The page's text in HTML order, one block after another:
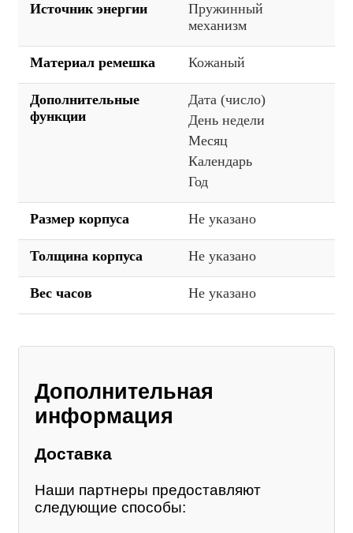
Источник энергии
Пружинный
механизм
Материал ремешка Кожаный
Дополнительные
функции
Дата (число)
День недели
Месяц
Календарь
Год
Размер корпуса Не указано
Толщина корпуса Не указано
Вес часов Не указано
Дополнительная
информация
Доставка
Наши партнеры предоставляют
следующие способы: